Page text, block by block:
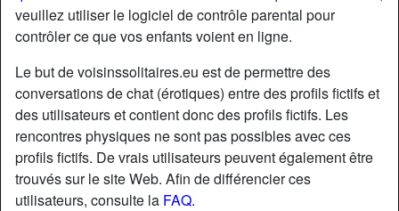
veuillez utiliser le logiciel de contrôle parental pour
contrôler ce que vos enfants voient en ligne.
Le but de voisinssolitaires.eu est de permettre des
conversations de chat (érotiques) entre des profils fictifs et
des utilisateurs et contient donc des profils fictifs. Les
rencontres physiques ne sont pas possibles avec ces
profils fictifs. De vrais utilisateurs peuvent également être
trouvés sur le site Web. Afin de différencier ces
utilisateurs, consulte la FAQ.
starAjouter chatDiscuter !